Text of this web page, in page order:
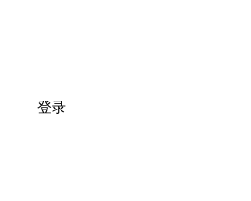
登录